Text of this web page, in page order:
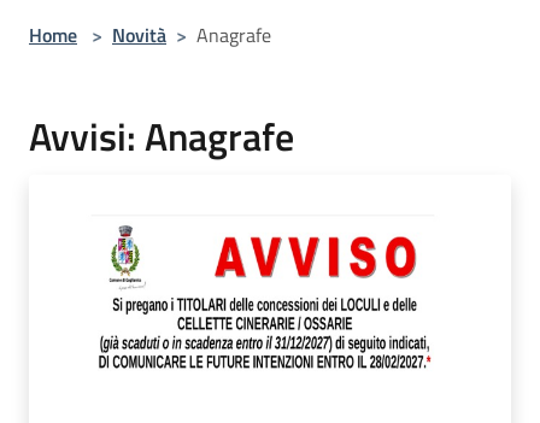
Home > Novità > Anagrafe
Avvisi: Anagrafe